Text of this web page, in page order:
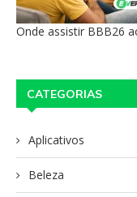
Onde assistir BBB26
CATEGORIAS
Aplicativos
Beleza